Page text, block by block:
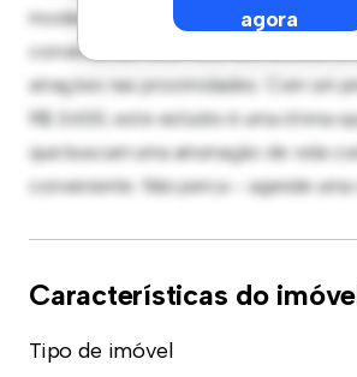
agora
moderna e um banheiro elegante.
conveniente, você terá fácil acesso a
atrações nas proximidades. Com um
R$ 3.600, este estúdio é uma ótima
que buscam uma arrumação de vida
conveniente. Não perca – agende uma
Características do
Tipo de imóvel